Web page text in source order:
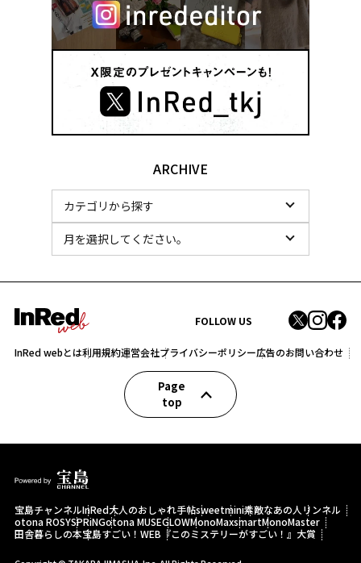
ARCHIVE
FOLLOW US
InRed webとは利用規約運営会社プライバシーポリシー広告のお問い合わせ
Page
top
宝島チャンネルInRed大人のおしゃれ手帖sweetmini素敵なあの人 リンネル
otona ROSYSPRiNGotona MUSEGLOWMonoMaxsmartMonoMaster
田舎暮らしの本宝島すごい！WEB 『このミステリーがすごい！』大賞